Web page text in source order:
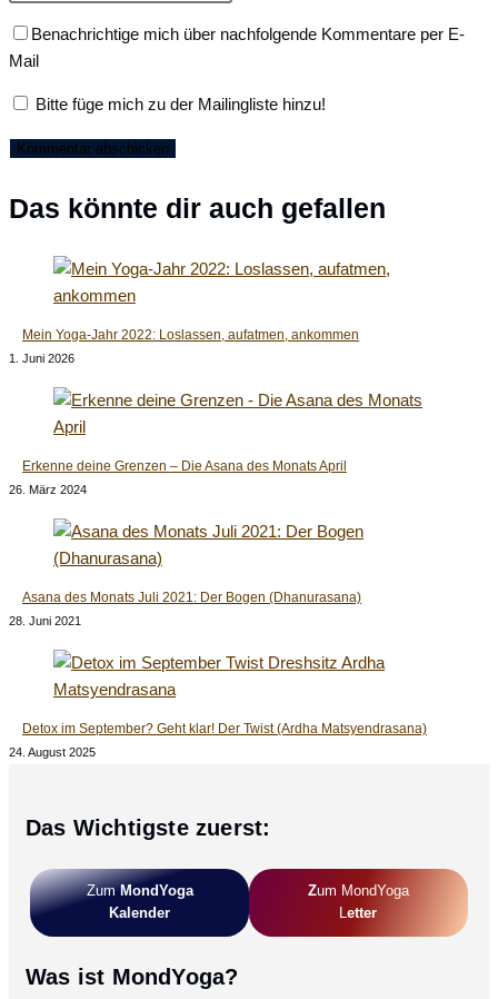
Benutzernamen
zum
Kommentieren
Mail-
Adresse
zum
ein
Website-
URL
ein
Benachrichtige mich über nachfolgende Kommentare per E-
Mail
Bitte füge mich zu der Mailingliste hinzu!
Das könnte dir auch gefallen
Mein Yoga-Jahr 2022: Loslassen, aufatmen, ankommen
1. Juni 2026
Erkenne deine Grenzen – Die Asana des Monats April
26. März 2024
Asana des Monats Juli 2021: Der Bogen (Dhanurasana)
28. Juni 2021
Detox im September? Geht klar! Der Twist (Ardha Matsyendrasana)
24. August 2025
Das Wichtigste zuerst:
ZumMondYoga
Kalender
ZUm MondYoga
LEtter
Was ist MondYoga?